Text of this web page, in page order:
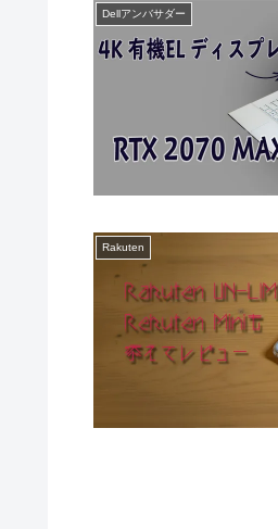
Dellアンバサダー
Rakuten